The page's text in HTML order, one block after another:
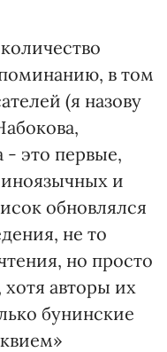
в том
(я назову
- это первые,
и
обновлялся
не то
но просто
авторы их
бунинские